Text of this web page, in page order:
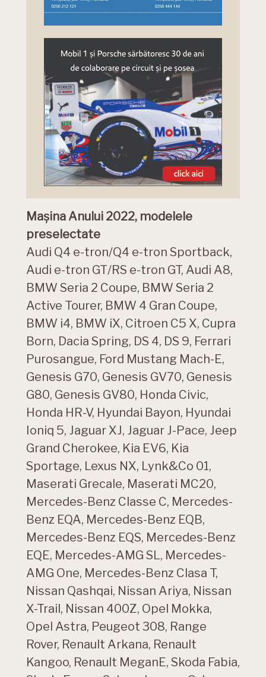
Mașina Anului 2022, modelele
preselectate
Audi Q4 e-tron/Q4 e-tron Sportback,
Audi e-tron GT/RS e-tron GT, Audi A8,
BMW Seria 2 Coupe, BMW Seria 2
Active Tourer, BMW 4 Gran Coupe,
BMW i4, BMW iX, Citroen C5 X, Cupra
Born, Dacia Spring, DS 4, DS 9, Ferrari
Purosangue, Ford Mustang Mach-E,
Genesis G70, Genesis GV70, Genesis
G80, Genesis GV80, Honda Civic,
Honda HR-V, Hyundai Bayon, Hyundai
Ioniq 5, Jaguar XJ, Jaguar J-Pace, Jeep
Grand Cherokee, Kia EV6, Kia
Sportage, Lexus NX, Lynk&Co 01,
Maserati Grecale, Maserati MC20,
Mercedes-Benz Classe C, Mercedes-
Benz EQA, Mercedes-Benz EQB,
Mercedes-Benz EQS, Mercedes-Benz
EQE, Mercedes-AMG SL, Mercedes-
AMG One, Mercedes-Benz Clasa T,
Nissan Qashqai, Nissan Ariya, Nissan
X-Trail, Nissan 400Z, Opel Mokka,
Opel Astra, Peugeot 308, Range
Rover, Renault Arkana, Renault
Kangoo, Renault MeganE, Skoda Fabia,